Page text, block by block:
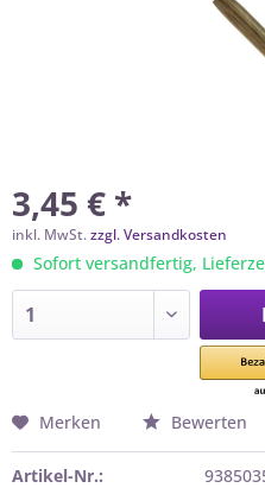
3,45 € *
inkl. MwSt.zzgl. Versandkosten
Sofort versandfertig,
Merken Bewerten
Artikel-Nr.: